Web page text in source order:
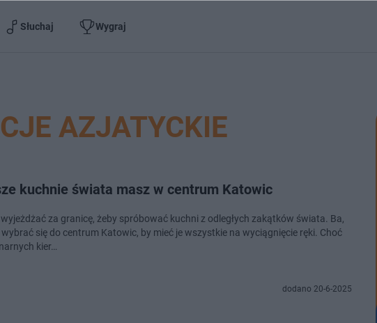
Słuchaj Wygraj
AZJATYCKIE
kuchnie świata masz w centrum Katowic
za granicę, żeby spróbować kuchni z odległych zakątków świata. Ba,
się do centrum Katowic, by mieć je wszystkie na wyciągnięcie ręki. Choć
kier…
dodano 20-6-2025